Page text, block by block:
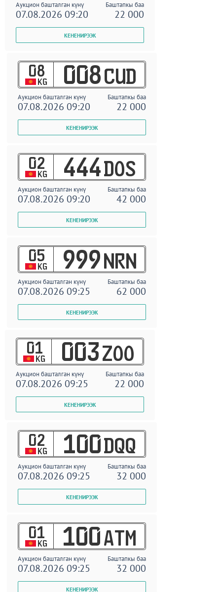
Аукцион башталган күнү Баштапкы баа
07.08.2026 09:20 22 000
08
KG 008 CUD
Аукцион башталган күнү Баштапкы баа
07.08.2026 09:20 22 000
02
KG 444 DOS
Аукцион башталган күнү Баштапкы баа
07.08.2026 09:20 42 000
05
KG 999 NRN
Аукцион башталган күнү Баштапкы баа
07.08.2026 09:25 62 000
01
KG 003 ZOO
Аукцион башталган күнү Баштапкы баа
07.08.2026 09:25 22 000
02
KG 100 DQQ
Аукцион башталган күнү Баштапкы баа
07.08.2026 09:25 32 000
01
KG 100 ATM
Аукцион башталган күнү Баштапкы баа
07.08.2026 09:25 32 000